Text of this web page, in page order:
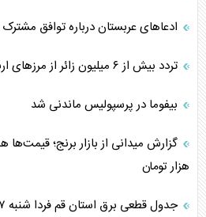
ادعاهای عربستان درباره توافق مشترک
تردد بیش از ۶ میلیون زائر از مرزهای اربعینی کشور
بیفوما در پرسپولیس ماندنی شد
هزار تومان